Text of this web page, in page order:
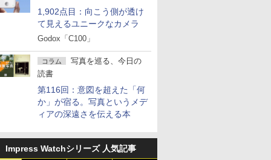
1,902点目：向こう側が透け
て見えるユニークなカメラ
Godox「C100」
コラム
写真を巡る、今日の
読書
第116回：意図を超えた「何
か」が宿る。写真というメデ
ィアの深遠さを伝える本
Impress Watchシリーズ 人気記事